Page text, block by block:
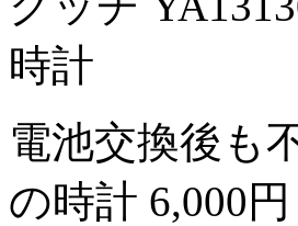
時計
電池交換後も
の時計 6,000円